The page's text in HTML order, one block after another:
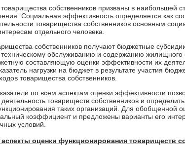
собственников призваны в наибольшей
Социальная эффективность определяется как
товарищества собственников основным
отдельного человека.
собственников получают бюджетные
техническому обслуживанию и содержанию жилищного
составляющую оценки эффективности их
нагрузки на бюджет в результате участия
товарищества собственников.
по всем аспектам оценки эффективности
товариществ собственников и
таких организаций. Для обобщенной
коэффициент и предложены варианты его
условий.
оценки функционирования товариществ